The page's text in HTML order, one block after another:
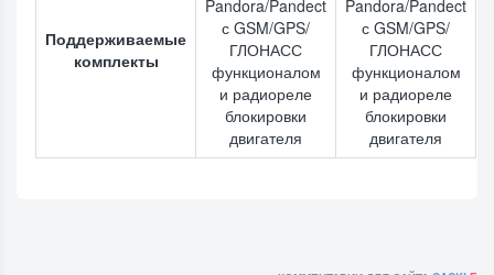
Поддерживаемые
комплекты
Pandora/Pandect
с GSM/GPS/
ГЛОНАСС
функционалом
и радиореле
блокировки
двигателя
Pandora/Pandect
с GSM/GPS/
ГЛОНАСС
функционалом
и радиореле
блокировки
двигателя